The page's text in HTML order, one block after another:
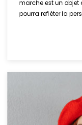
marche est un objet
pourra refléter la